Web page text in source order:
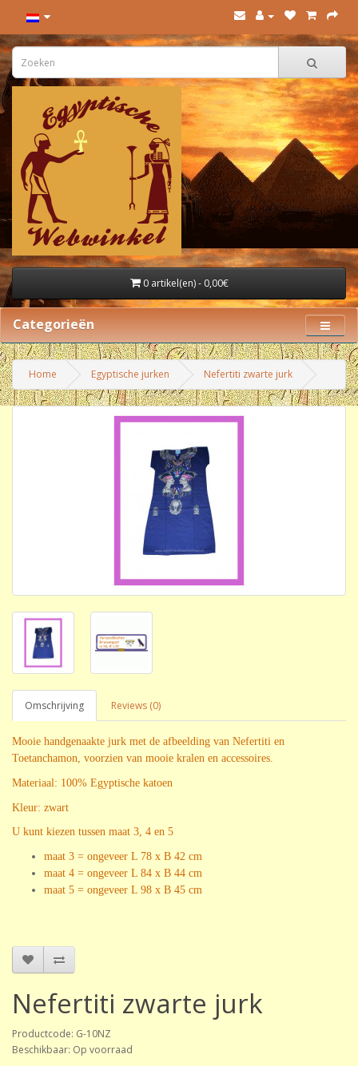
0 artikel(en) - 0,00€
Categorieën
Home Egyptische jurken Nefertiti zwarte jurk
Omschrijving Reviews (0)
Mooie handgenaakte jurk met de afbeelding van Nefertiti en
Toetanchamon, voorzien van mooie kralen en accessoires.
Materiaal: 100% Egyptische katoen
Kleur: zwart
U kunt kiezen tussen maat 3, 4 en 5
maat 3 = ongeveer L 78 x B 42 cm
maat 4 = ongeveer L 84 x B 44 cm
maat 5 = ongeveer L 98 x B 45 cm
Nefertiti zwarte jurk
Productcode: G-10NZ
Beschikbaar: Op voorraad